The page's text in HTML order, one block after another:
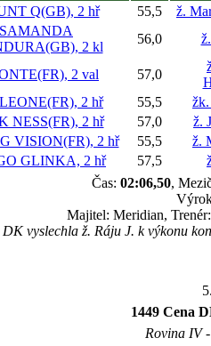
Q(GB), 2 hř 55,5
ž.
SAMANDA
2 kl
56,0
2 val 57,0
2 hř 55,5
NESS(FR), 2 hř 57,0
ž.
VISION(FR), 2 hř 55,5
ž.
GLINKA, 2 hř 57,5
Čas: 02:06,50,
Majitel: Meridian,
DK vyslechla ž. Ráju J. k výkonu
1449 Cena
Rovina IV